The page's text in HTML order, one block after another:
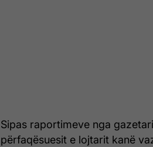
Sipas raportimeve nga
përfaqësuesit e lojtarit kanë